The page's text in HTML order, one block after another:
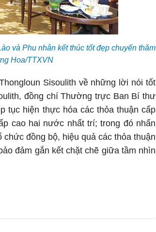
và Phu nhân kết thúc tốt đẹp chuyến thăm
Hoa/TTXVN
Sisoulith về những lời nói tốt
đồng chí Thường trực Ban Bí thư
tục hiện thực hóa các thỏa thuận cấp
cao hai nước nhất trí; trong đó nhấn
đồng bộ, hiệu quả các thỏa thuận
đảm gắn kết chặt chẽ giữa tầm nhìn